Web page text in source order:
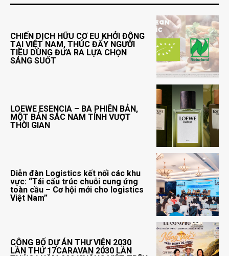
CHIẾN DỊCH HỮU CƠ EU KHỞI ĐỘNG
TẠI VIỆT NAM, THÚC ĐẨY NGƯỜI
TIÊU DÙNG ĐƯA RA LỰA CHỌN
SÁNG SUỐT
LOEWE ESENCIA – BA PHIÊN BẢN,
MỘT BẢN SẮC NAM TÍNH VƯỢT
THỜI GIAN
Diễn đàn Logistics kết nối các khu
vực: “Tái cấu trúc chuỗi cung ứng
toàn cầu – Cơ hội mới cho logistics
Việt Nam”
CÔNG BỐ DỰ ÁN THƯ VIỆN 2030
LẦN THỨ 17CARAVAN 2030 LẦN